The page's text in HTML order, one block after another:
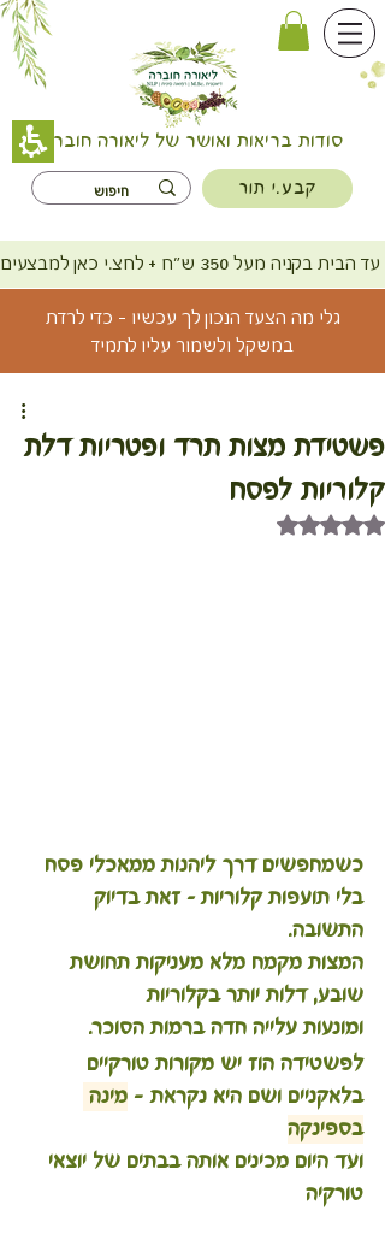
סודות בריאות ואושר של ליאורה חוברה
קבע.י תור
ש"ח + לחצ.י כאן למבצעים
גלי מה הצעד הנכון לך עכשיו - כדי לרדת
במשקל ולשמור עליו לתמיד
פשטידת מצות תרד ופטריות דלת
קלוריות לפסח
דירוג של NaN מתוך 5 כוכבים
כשמחפשים דרך ליהנות ממאכלי פסח
בלי תועפות קלוריות – זאת בדיוק
התשובה.
המצות מקמח מלא מעניקות תחושת
שובע, דלות יותר בקלוריות
ומונעות עלייה חדה ברמות הסוכר.
לפשטידה הוז יש מקורות טורקיים
בלאקניים ושם היא נקראת - מינה
בספינקה
ועד היום מכינים אותה בבתים של יוצאי
טורקיה